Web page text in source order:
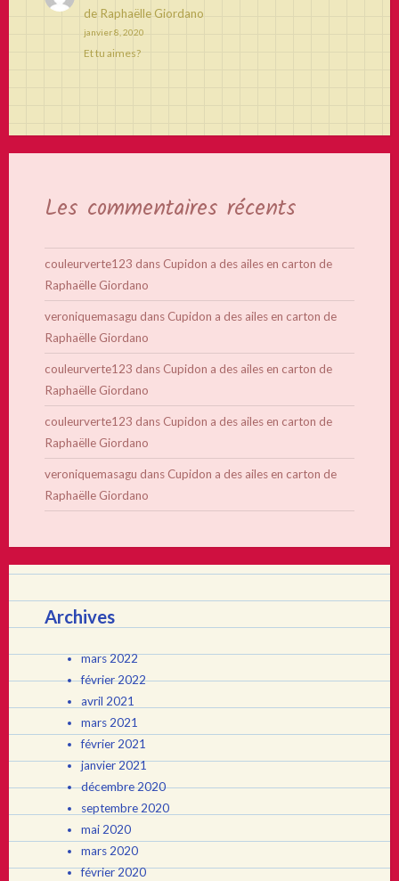
de Raphaëlle Giordano
janvier 8, 2020
Et tu aimes?
Les commentaires récents
couleurverte123 dans Cupidon a des ailes en carton de
Raphaëlle Giordano
veroniquemasagu dans Cupidon a des ailes en carton de
Raphaëlle Giordano
couleurverte123 dans Cupidon a des ailes en carton de
Raphaëlle Giordano
couleurverte123 dans Cupidon a des ailes en carton de
Raphaëlle Giordano
veroniquemasagu dans Cupidon a des ailes en carton de
Raphaëlle Giordano
Archives
mars 2022
février 2022
avril 2021
mars 2021
février 2021
janvier 2021
décembre 2020
septembre 2020
mai 2020
mars 2020
février 2020